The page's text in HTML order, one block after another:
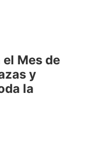
Mes de
y
la